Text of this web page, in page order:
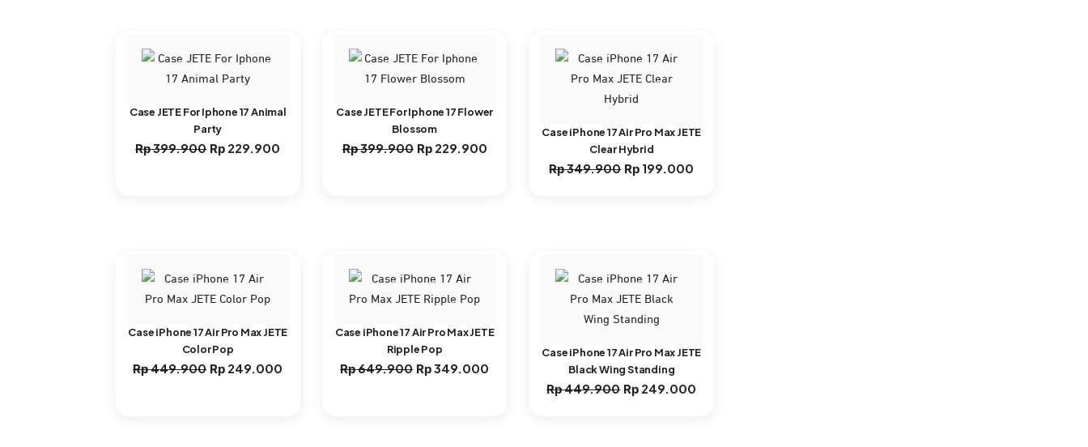
Case JETE For Iphone 17 Animal
Party
Rp399.900 Harga
Rp 229.900
Case JETE For Iphone 17 Flower
Blossom
Rp399.900 Harga
Rp229.900Harga
Case iPhone 17 Air Pro Max JETE
Clear Hybrid
Rp349.900 Harga
Rp 199.000
Case iPhone 17 Air Pro Max JETE
Color Pop
Rp449.900 Harga
Rp 249.000
Case iPhone 17 Air Pro Max JETE
Ripple Pop
Rp649.900 Harga
Rp349.000
Case iPhone 17 Air Pro Max JETE
Black Wing Standing
Rp449.900 Harga
Rp 249.000